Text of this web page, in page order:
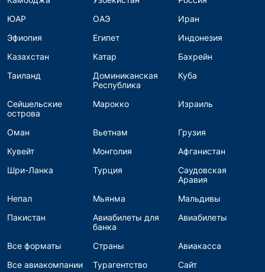
ЮАР
ОАЭ
Иран
Эфиопия
Египет
Индонезия
Казахстан
Катар
Бахрейн
Таиланд
Доминиканская
Республика
Куба
Сейшельские
острова
Марокко Израиль
Оман Вьетнам
Грузия
Кувейт
Монголия
Афганистан
Шри-Ланка
Турция
Саудовская
Аравия
Непал
Мьянма
Мальдивы
Пакистан
Авиабилеты для
банка
Авиабилеты
Все форматы Страны
Авиакасса
Все авиакомпании
Турагентство
Сайт